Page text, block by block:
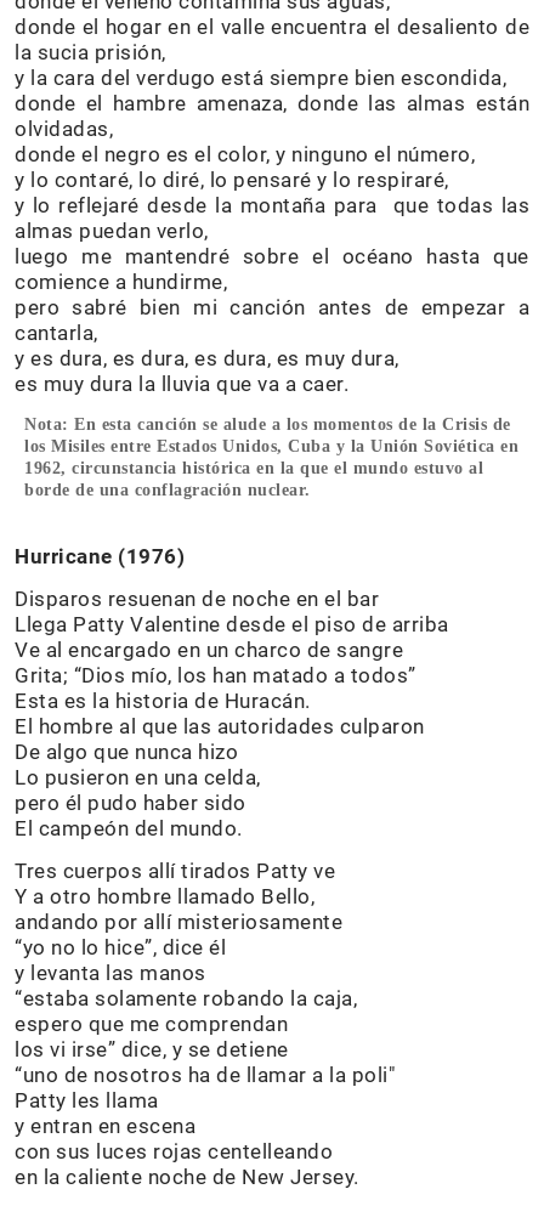
donde el hogar en el valle encuentra el desaliento de
la sucia prisión,
y la cara del verdugo está siempre bien escondida,
donde el hambre amenaza, donde las almas están
olvidadas,
donde el negro es el color, y ninguno el número,
y lo contaré, lo diré, lo pensaré y lo respiraré,
y lo reflejaré desde la montaña para que todas las
almas puedan verlo,
luego me mantendré sobre el océano hasta que
comience a hundirme,
pero sabré bien mi canción antes de empezar a
cantarla,
y es dura, es dura, es dura, es muy dura,
es muy dura la lluvia que va a caer.
Nota: En esta canción se alude a los momentos de la Crisis de
los Misiles entre Estados Unidos, Cuba y la Unión Soviética en
1962, circunstancia histórica en la que el mundo estuvo al
borde de una conflagración nuclear.
Hurricane (1976)
Disparos resuenan de noche en el bar
Llega Patty Valentine desde el piso de arriba
Ve al encargado en un charco de sangre
Grita; “Dios mío, los han matado a todos”
Esta es la historia de Huracán.
El hombre al que las autoridades culparon
De algo que nunca hizo
Lo pusieron en una celda,
pero él pudo haber sido
El campeón del mundo.
Tres cuerpos allí tirados Patty ve
Y a otro hombre llamado Bello,
andando por allí misteriosamente
“yo no lo hice”, dice él
y levanta las manos
“estaba solamente robando la caja,
espero que me comprendan
los vi irse” dice, y se detiene
“uno de nosotros ha de llamar a la poli"
Patty les llama
y entran en escena
con sus luces rojas centelleando
en la caliente noche de New Jersey.